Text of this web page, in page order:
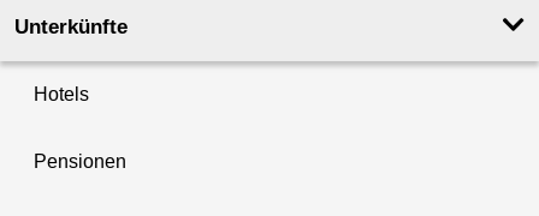
Unterkünfte
Hotels
Pensionen